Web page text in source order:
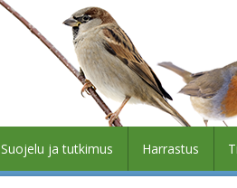
Suojelu ja tutkimus Harrastus